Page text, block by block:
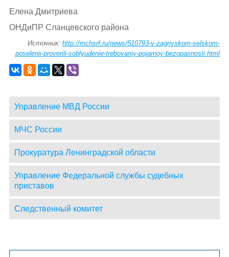
Елена Дмитриева
ОНДиПР Сланцевского района
Источник:http://mchsrf.ru/news/510793-v-zagrivskom-selskom-
poselenii-proverili-soblyudenie-trebovaniy-pojarnoy-bezopasnosti.html
Управление МВД России
МЧС России
Прокуратура Ленинградской области
Управление Федеральной службы судебных
приставов
Следственный комитет